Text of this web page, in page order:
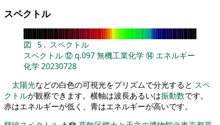
スペクトル
図 5 . スペクトル
スペクトル⑫q.097無機工業化学 ⑭ エネルギー
化学 20230728
太陽光などの白色の可視光をプリズムで分光すると スペ
クトルが観察できます。横軸は波長あるいは振動数です。
赤はエネルギーが低く、青はエネルギーが高いです。